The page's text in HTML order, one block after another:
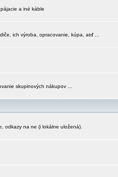
a iné káble
ich výroba, opracovanie, kúpa, atď ...
skupinových nákupov ...
odkazy na ne (i lokálne uložená).